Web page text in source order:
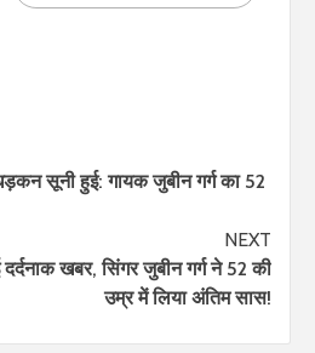
सूनी हुई: गायक जुबीन गर्ग का 52
NEXT
खबर, सिंगर जुबीन गर्ग ने 52 की
उम्र में लिया अंतिम सास!